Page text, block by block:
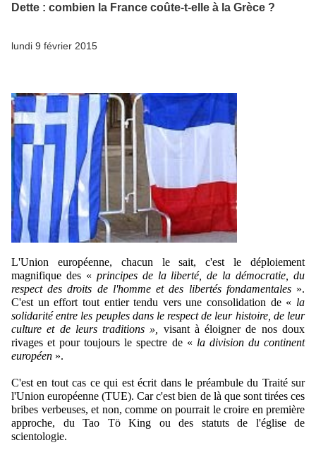
Dette : combien la France coûte-t-elle à la Grèce ?
lundi 9 février 2015
L'Union européenne, chacun le sait, c'est le déploiement
magnifique des « principes de la liberté, de la démocratie, du
respect des droits de l'homme et des libertés fondamentales».
C'est un effort tout entier tendu vers une consolidation de « la
solidarité entre les peuples dans le respect de leur histoire, de leur
culture et de leurs traditions »,
visant à éloigner de nos doux
rivages et pour toujours le spectre de « la division du continent
européen ».
C'est en tout cas ce qui est écrit dans le préambule du Traité sur
l'Union européenne (TUE). Car c'est bien de là que sont tirées ces
bribes verbeuses, et non, comme on pourrait le croire en première
approche, du Tao Tö King ou des statuts de l'église de
scientologie.